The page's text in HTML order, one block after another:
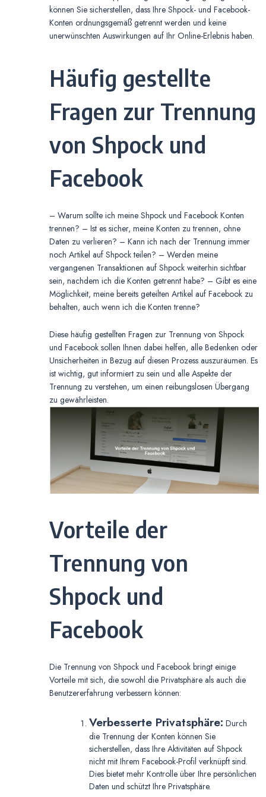
können Sie sicherstellen, dass Ihre Shpock- und Facebook-
Konten ordnungsgemäß getrennt werden und keine
unerwünschten Auswirkungen auf Ihr Online-Erlebnis haben.
Häufig gestellte
Fragen zur Trennung
von Shpock und
Facebook
– Warum sollte ich meine Shpock und Facebook Konten
trennen? – Ist es sicher, meine Konten zu trennen, ohne
Daten zu verlieren? – Kann ich nach der Trennung immer
noch Artikel auf Shpock teilen? – Werden meine
vergangenen Transaktionen auf Shpock weiterhin sichtbar
sein, nachdem ich die Konten getrennt habe? – Gibt es eine
Möglichkeit, meine bereits geteilten Artikel auf Facebook zu
behalten, auch wenn ich die Konten trenne?
Diese häufig gestellten Fragen zur Trennung von Shpock
und Facebook sollen Ihnen dabei helfen, alle Bedenken oder
Unsicherheiten in Bezug auf diesen Prozess auszuräumen. Es
ist wichtig, gut informiert zu sein und alle Aspekte der
Trennung zu verstehen, um einen reibungslosen Übergang
zu gewährleisten.
Vorteile der
Trennung von
Shpock und
Facebook
Die Trennung von Shpock und Facebook bringt einige
Vorteile mit sich, die sowohl die Privatsphäre als auch die
Benutzererfahrung verbessern können:
Verbesserte Privatsphäre: Durch
die Trennung der Konten können Sie
sicherstellen, dass Ihre Aktivitäten auf Shpock
nicht mit Ihrem Facebook-Profil verknüpft sind.
Dies bietet mehr Kontrolle über Ihre persönlichen
Daten und schützt Ihre Privatsphäre.